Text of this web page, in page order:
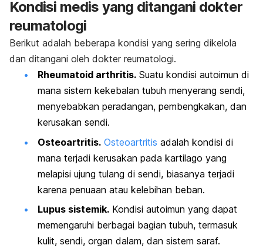
Kondisi medis yang ditangani dokter
reumatologi
Berikut adalah beberapa kondisi yang sering dikelola
dan ditangani oleh dokter reumatologi.
Rheumatoid arthritis. Suatu kondisi autoimun di
mana sistem kekebalan tubuh menyerang sendi,
menyebabkan peradangan, pembengkakan, dan
kerusakan sendi.
Osteoartritis. Osteoartritis adalah kondisi di
mana terjadi kerusakan pada kartilago yang
melapisi ujung tulang di sendi, biasanya terjadi
karena penuaan atau kelebihan beban.
Lupus sistemik. Kondisi autoimun yang dapat
memengaruhi berbagai bagian tubuh, termasuk
kulit, sendi, organ dalam, dan sistem saraf.